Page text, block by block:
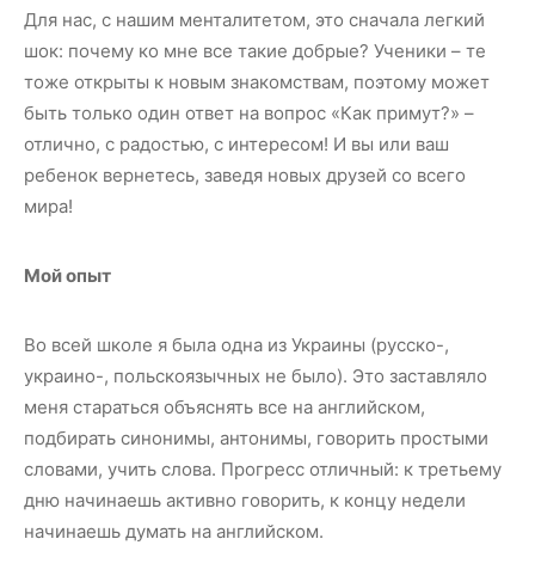
Для нас, с нашим менталитетом, это сначала легкий
шок: почему ко мне все такие добрые? Ученики – те
тоже открыты к новым знакомствам, поэтому может
быть только один ответ на вопрос «Как примут?» –
отлично, с радостью, с интересом! И вы или ваш
ребенок вернетесь, заведя новых друзей со всего
мира!
Мой опыт
Во всей школе я была одна из Украины (русско-,
украино-, польскоязычных не было). Это заставляло
меня стараться объяснять все на английском,
подбирать синонимы, антонимы, говорить простыми
словами, учить слова. Прогресс отличный: к третьему
дню начинаешь активно говорить, к концу недели
начинаешь думать на английском.